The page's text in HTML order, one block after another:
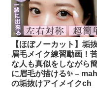
【ほぼノーカット】垢
眉毛メイク練習動画！
な人も真似をしながら
に眉毛が描ける✨ –
の垢抜けアイメイクch